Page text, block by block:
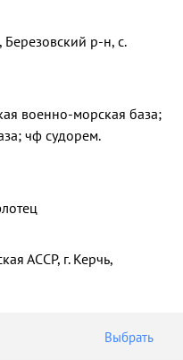
р-н, с.
военно-морская база;
чф судорем.
АССР, г. Керчь,
Выбрать